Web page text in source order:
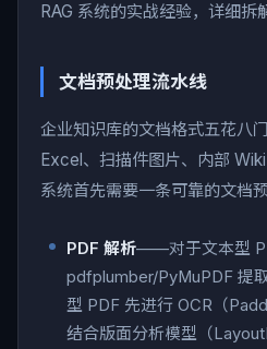
RAG 系统的实战经验，详细拆
文档预处理流水线
企业知识库的文档格式五花八
Excel、扫描件图片、内部
系统首先需要一条可靠的文档
PDF 解析——对于文本型
pdfplumber/PyMuPDF 提
型 PDF 先进行 OCR（
结合版面分析模型（